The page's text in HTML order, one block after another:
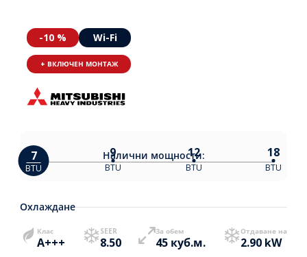
-10 % Wi-Fi
+ ВКЛЮЧЕН МОНТАЖ
Налични мощности:
7
BTU
9
BTU
12
BTU
18
BTU
Охлаждане
Клас
A+++
SEER
8.50
За обем
45 куб.м.
Отдаване на
2.90 kW